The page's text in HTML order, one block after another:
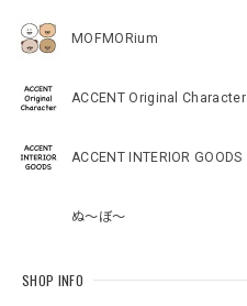
MOFMORium
ACCENT Original Character
ACCENT INTERIOR GOODS
ぬ～ぼ～
SHOP INFO